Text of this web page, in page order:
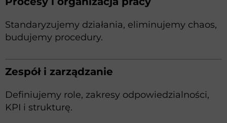
Standaryzujemy działania, eliminujemy chaos,
budujemy procedury.
Zespół i zarządzanie
Definiujemy role, zakresy odpowiedzialności,
KPI i strukturę.